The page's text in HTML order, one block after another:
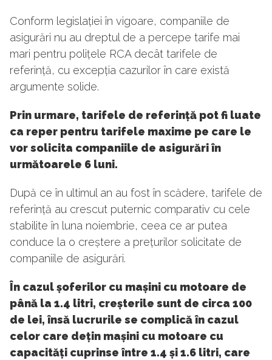
Conform legislației în vigoare, companiile de
asigurări nu au dreptul de a percepe tarife mai
mari pentru polițele RCA decât tarifele de
referință, cu excepția cazurilor în care există
argumente solide.
Prin urmare, tarifele de referință pot fi luate
ca reper pentru tarifele maxime pe care le
vor solicita companiile de asigurări în
următoarele 6 luni.
După ce în ultimul an au fost în scădere, tarifele de
referință au crescut puternic comparativ cu cele
stabilite în luna noiembrie, ceea ce ar putea
conduce la o creștere a prețurilor solicitate de
companiile de asigurări.
În cazul șoferilor cu mașini cu motoare de
până la 1.4 litri, creșterile sunt de circa 100
de lei, însă lucrurile se complică în cazul
celor care dețin mașini cu motoare cu
capacități cuprinse între 1.4 și 1.6 litri, care